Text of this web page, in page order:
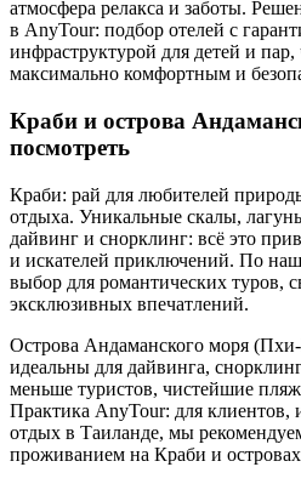
атмосфера релакса и заботы.
в AnyTour: подбор отелей с
инфраструктурой для детей и
максимально комфортным и
Краби и острова
посмотреть
Краби: рай для любителей
отдыха. Уникальные скалы,
дайвинг и снорклинг: всё это
и искателей приключений. По
выбор для романтических туров,
эксклюзивных впечатлений.
Острова Андаманского моря
идеальны для дайвинга,
меньше туристов, чистейшие
Практика AnyTour: для клиентов,
отдых в Таиланде, мы
проживанием на Краби и